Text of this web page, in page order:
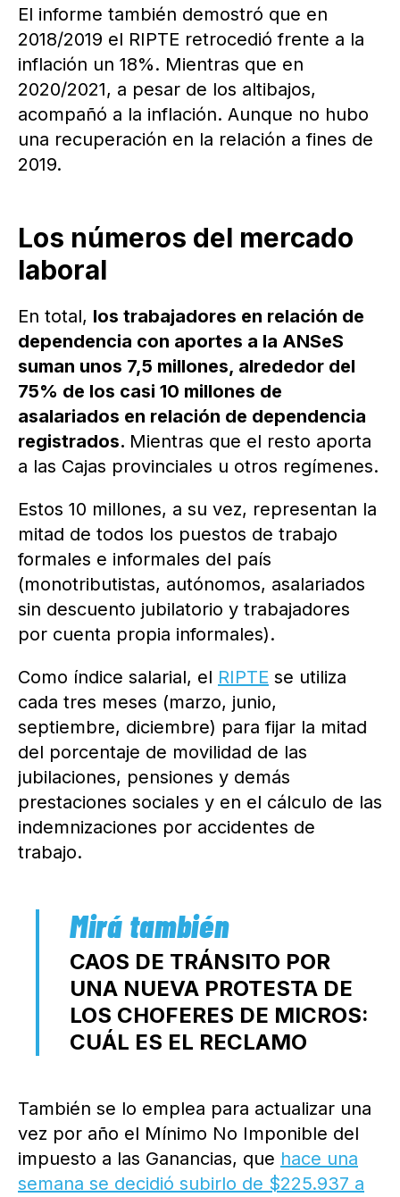
El informe también demostró que en
2018/2019 el RIPTE retrocedió frente a la
inflación un 18%. Mientras que en
2020/2021, a pesar de los altibajos,
acompañó a la inflación. Aunque no hubo
una recuperación en la relación a fines de
2019.
Los números del mercado
laboral
En total, los trabajadores en relación de
dependencia con aportes a la ANSeS
suman unos 7,5 millones, alrededor del
75% de los casi 10 millones de
asalariados en relación de dependencia
registrados. Mientras que el resto aporta
a las Cajas provinciales u otros regímenes.
Estos 10 millones, a su vez, representan la
mitad de todos los puestos de trabajo
formales e informales del país
(monotributistas, autónomos, asalariados
sin descuento jubilatorio y trabajadores
por cuenta propia informales).
Como índice salarial, el RIPTE se utiliza
cada tres meses (marzo, junio,
septiembre, diciembre) para fijar la mitad
del porcentaje de movilidad de las
jubilaciones, pensiones y demás
prestaciones sociales y en el cálculo de las
indemnizaciones por accidentes de
trabajo.
CAOS DE TRÁNSITO POR
UNA NUEVA PROTESTA DE
LOS CHOFERES DE MICROS:
CUÁL ES EL RECLAMO
También se lo emplea para actualizar una
vez por año el Mínimo No Imponible del
impuesto a las Ganancias, que hace una
semana se decidió subirlo de $225.937 a